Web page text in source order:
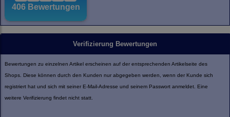
Verifizierung Bewertungen
Bewertungen zu einzelnen Artikel erscheinen auf der entsprechenden Artikelseite des
Shops. Diese können durch den Kunden nur abgegeben werden, wenn der Kunde sich
registriert hat und sich mit seiner E-Mail-Adresse und seinem Passwort anmeldet. Eine
weitere Verifizierung findet nicht statt.